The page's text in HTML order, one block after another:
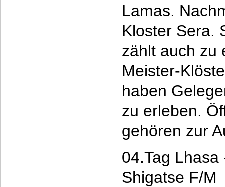
Lamas.
Kloster Sera.
zählt auch zu
Meister-
haben
zu erleben.
gehören zur
04.Tag
Shigatse F/M